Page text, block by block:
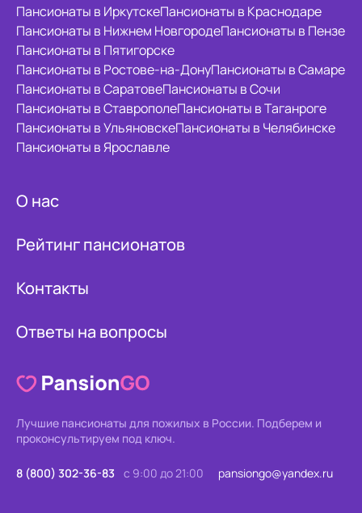
Пансионаты в ИркутскеПансионаты в Краснодаре
Пансионаты в Нижнем НовгородеПансионаты в Пензе
Пансионаты в Пятигорске
Пансионаты в Ростове-на-ДонуПансионаты в Самаре
Пансионаты в СаратовеПансионаты в Сочи
Пансионаты в СтаврополеПансионаты в Таганроге
Пансионаты в УльяновскеПансионаты в Челябинске
Пансионаты в Ярославле
О нас
Рейтинг пансионатов
Контакты
Ответы на вопросы
Лучшие пансионаты для пожилых в России. Подберем и
проконсультируем под ключ.
8 (800) 302-36-83 с 9:00 до 21:00 pansiongo@yandex.ru